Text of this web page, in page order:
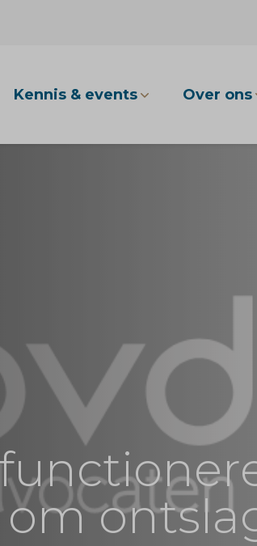
Kennis & events Over ons